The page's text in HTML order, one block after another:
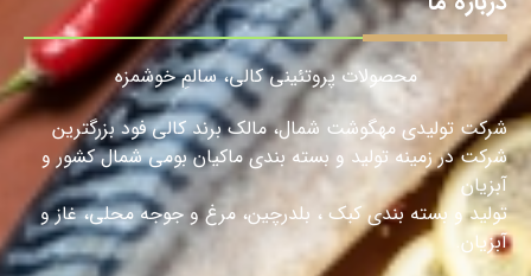
محصولات پروتئینی کالی، سالمِ خوشمزه
شرکت تولیدی مهگوشت شمال، مالک برند کالی فود بزرگترین
شرکت در زمینه تولید و بسته بندی ماکیان بومی شمال کشور و
آبزیان
تولید و بسته بندی کبک ، بلدرچین، مرغ و جوجه محلی، غاز و
آبزیان.